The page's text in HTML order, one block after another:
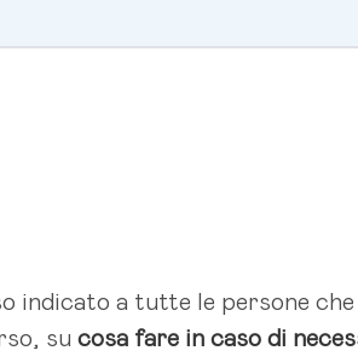
indicato a tutte le persone
su cosa fare in caso di